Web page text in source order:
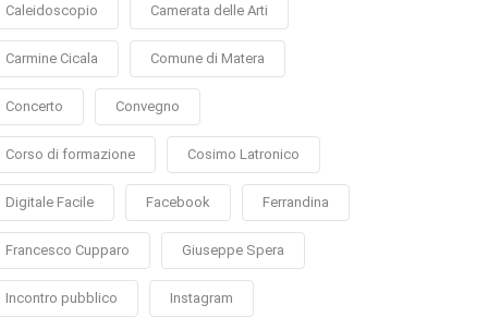
Caleidoscopio Camerata delle Arti
Carmine Cicala Comune di Matera
Concerto Convegno
Corso di formazione Cosimo Latronico
Digitale Facile Facebook Ferrandina
Francesco Cupparo Giuseppe Spera
Incontro pubblico Instagram